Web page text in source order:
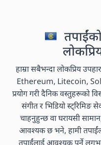
हाम्रा सबैभन्दा लोकप्रिय
Ethereum, Litecoin,
प्रयोग गरी दैनिक वस्तुहरूको
संगीत र भिडियो स्ट्रिमिङ
चाहनुहुन्छ वा घरायसी
आवश्यक छ भने, हामी